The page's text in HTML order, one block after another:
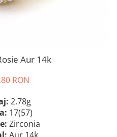
Aur 14k
RON
2.78g
17(57)
Zirconia